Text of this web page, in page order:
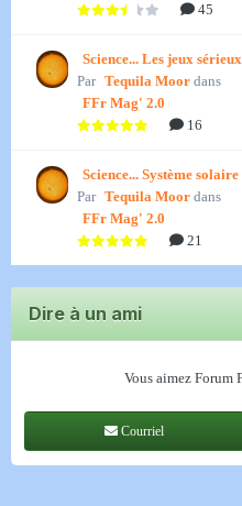
45
Science... Les jeux
Par Tequila Moor dans
FFr Mag' 2.0
16
Science... Système
Par Tequila Moor dans
FFr Mag' 2.0
21
Dire à un ami
Vous aimez Forum
Courriel